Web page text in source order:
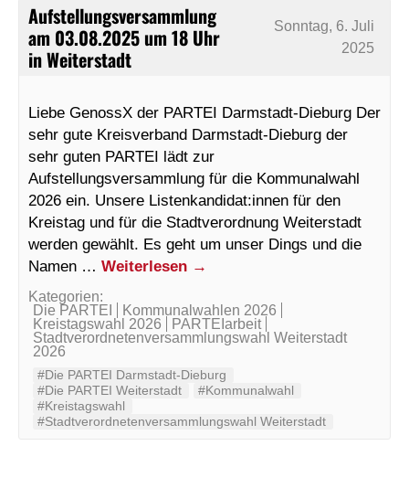
Aufstellungsversammlung
am 03.08.2025 um 18 Uhr
in Weiterstadt
Sonntag, 6. Juli
2025
Liebe GenossX der PARTEI Darmstadt-Dieburg Der
sehr gute Kreisverband Darmstadt-Dieburg der
sehr guten PARTEI lädt zur
Aufstellungsversammlung für die Kommunalwahl
2026 ein. Unsere Listenkandidat:innen für den
Kreistag und für die Stadtverordnung Weiterstadt
werden gewählt. Es geht um unser Dings und die
Namen … Weiterlesen →
Kategorien:
Die PARTEI
Kommunalwahlen 2026
Kreistagswahl 2026
PARTEIarbeit
Stadtverordnetenversammlungswahl Weiterstadt
2026
#Die PARTEI Darmstadt-Dieburg
#Die PARTEI Weiterstadt
#Kommunalwahl
#Kreistagswahl
#Stadtverordnetenversammlungswahl Weiterstadt